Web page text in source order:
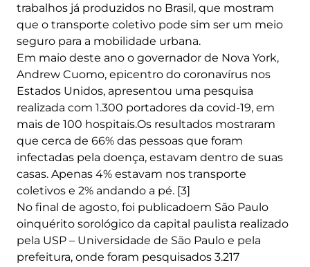
trabalhos já produzidos no Brasil, que mostram
que o transporte coletivo pode sim ser um meio
seguro para a mobilidade urbana.
Em maio deste ano o governador de Nova York,
Andrew Cuomo, epicentro do coronavírus nos
Estados Unidos, apresentou uma pesquisa
realizada com 1.300 portadores da covid-19, em
mais de 100 hospitais.Os resultados mostraram
que cerca de 66% das pessoas que foram
infectadas pela doença, estavam dentro de suas
casas. Apenas 4% estavam nos transporte
coletivos e 2% andando a pé. [3]
No final de agosto, foi publicadoem São Paulo
oinquérito sorológico da capital paulista realizado
pela USP – Universidade de São Paulo e pela
prefeitura, onde foram pesquisados 3.217